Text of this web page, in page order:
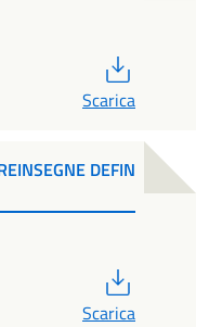
Scarica
DEFIN
Scarica